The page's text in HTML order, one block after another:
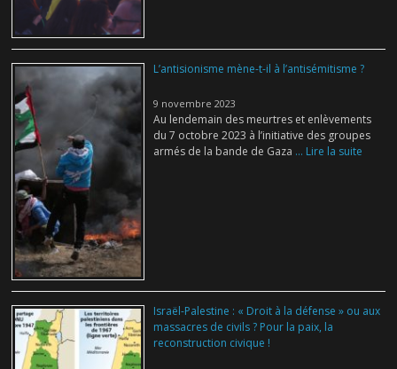
L’antisionisme mène-t-il à l’antisémitisme ?
9 novembre 2023
Au lendemain des meurtres et enlèvements
du 7 octobre 2023 à l’initiative des groupes
armés de la bande de Gaza ... Lire la suite
Israël-Palestine : « Droit à la défense » ou aux
massacres de civils ? Pour la paix, la
reconstruction civique !